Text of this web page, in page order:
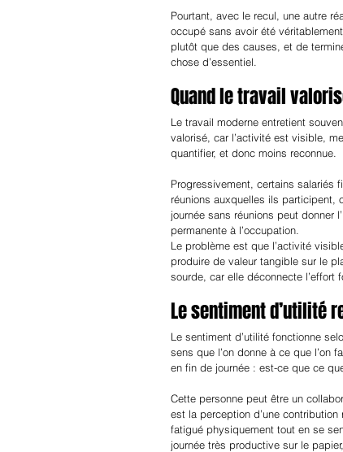
Pourtant, avec le recul, une autre
occupé sans avoir été
plutôt que des causes, et de
chose d’essentiel.
Quand le travail
Le travail moderne entretient
valorisé, car l’activité est visible,
quantifier, et donc moins reconnue.
Progressivement, certains salariés
réunions auxquelles ils participent,
journée sans réunions peut donner
permanente à l’occupation.
Le problème est que l’activité
produire de valeur tangible sur le
sourde, car elle déconnecte l’effort
Le sentiment d’utilité
Le sentiment d’utilité fonctionne
sens que l’on donne à ce que l’on
en fin de journée : est-ce que ce
Cette personne peut être un
est la perception d’une
fatigué physiquement tout en se
journée très productive sur le